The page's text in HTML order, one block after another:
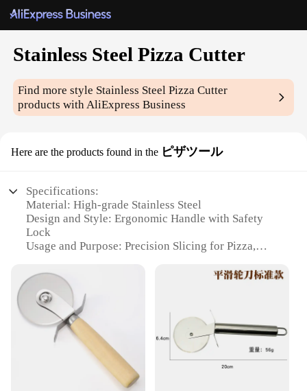
Stainless Steel Pizza Cutter
Find more style Stainless Steel Pizza Cutter
products with AliExpress Business
Here are the products found in the ピザツール
Specifications:
Material: High-grade Stainless Steel
Design and Style: Ergonomic Handle with Safety
Lock
Usage and Purpose: Precision Slicing for Pizza,
Performance and Property: Sharp, Durable Blade for
Effortless Cutting
Parts and Accessories: Includes Safety Lock for
Storage
Size and Weight: Compact and Lightweight for Easy
Handling
|Wholesale|Vendors|